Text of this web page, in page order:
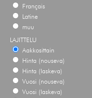
Français
Latine
muu
LAJITTELU
Aakkosittain
Hinta (nouseva)
Hinta (laskeva)
Vuosi (nouseva)
Vuosi (laskeva)